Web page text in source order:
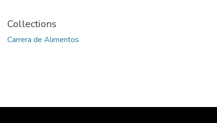
Collections
Carrera de Alimentos